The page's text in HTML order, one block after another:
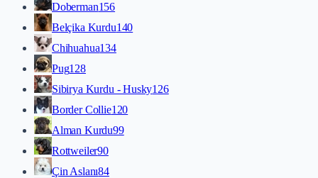
Doberman156
Belçika Kurdu140
Chihuahua134
Pug128
Sibirya Kurdu - Husky126
Border Collie120
Alman Kurdu99
Rottweiler90
Çin Aslanı84